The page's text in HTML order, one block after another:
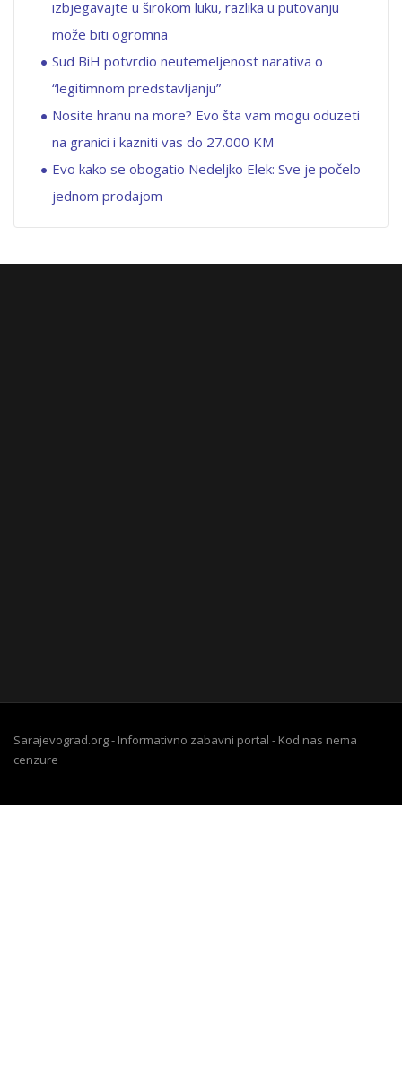
izbjegavajte u širokom luku, razlika u putovanju
može biti ogromna
Sud BiH potvrdio neutemeljenost narativa o
“legitimnom predstavljanju”
Nosite hranu na more? Evo šta vam mogu oduzeti
na granici i kazniti vas do 27.000 KM
Evo kako se obogatio Nedeljko Elek: Sve je počelo
jednom prodajom
Sarajevograd.org - Informativno zabavni portal - Kod nas nema
cenzure